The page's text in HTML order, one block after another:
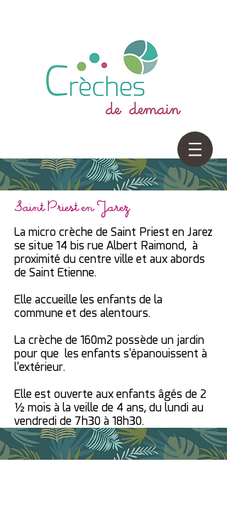
Saint Priest en Jarez
La micro crèche de Saint Priest en Jarez
se situe 14 bis rue Albert Raimond, à
proximité du centre ville et aux abords
de Saint Etienne.
Elle accueille les enfants de la
commune et des alentours.
La crèche de 160m2 possède un jardin
pour que les enfants s'épanouissent à
l'extérieur.
Elle est ouverte aux enfants âgés de 2
½ mois à la veille de 4 ans, du lundi au
vendredi de 7h30 à 18h30.